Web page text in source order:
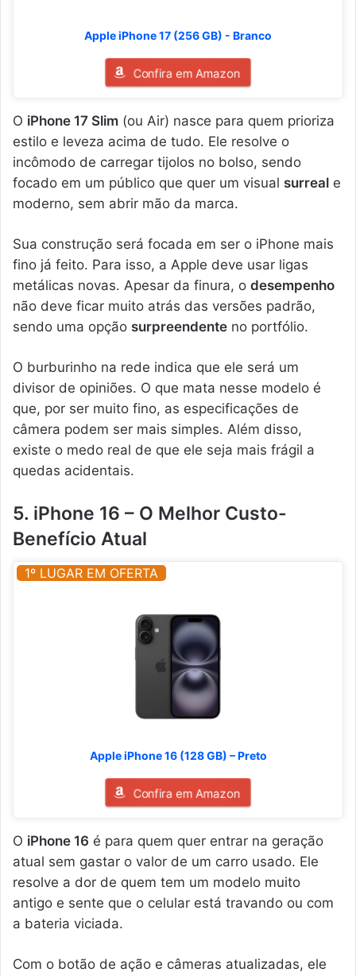
Apple iPhone 17 (256 GB) - Branco
Confira em Amazon
O iPhone 17 Slim (ou Air) nasce para quem prioriza
estilo e leveza acima de tudo. Ele resolve o
incômodo de carregar tijolos no bolso, sendo
focado em um público que quer um visual surreal e
moderno, sem abrir mão da marca.
Sua construção será focada em ser o iPhone mais
fino já feito. Para isso, a Apple deve usar ligas
metálicas novas. Apesar da finura, o desempenho
não deve ficar muito atrás das versões padrão,
sendo uma opção surpreendente no portfólio.
O burburinho na rede indica que ele será um
divisor de opiniões. O que mata nesse modelo é
que, por ser muito fino, as especificações de
câmera podem ser mais simples. Além disso,
existe o medo real de que ele seja mais frágil a
quedas acidentais.
5. iPhone 16 – O Melhor Custo-
Benefício Atual
1º LUGAR EM OFERTA
Apple iPhone 16 (128 GB) – Preto
Confira em Amazon
O iPhone 16 é para quem quer entrar na geração
atual sem gastar o valor de um carro usado. Ele
resolve a dor de quem tem um modelo muito
antigo e sente que o celular está travando ou com
a bateria viciada.
Com o botão de ação e câmeras atualizadas, ele